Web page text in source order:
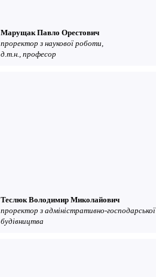
Марущак Павло Орестович
проректор з наукової роботи,
д.т.н., професор
Теслюк Володимир Миколайович
проректор з адміністративно-
будівництва